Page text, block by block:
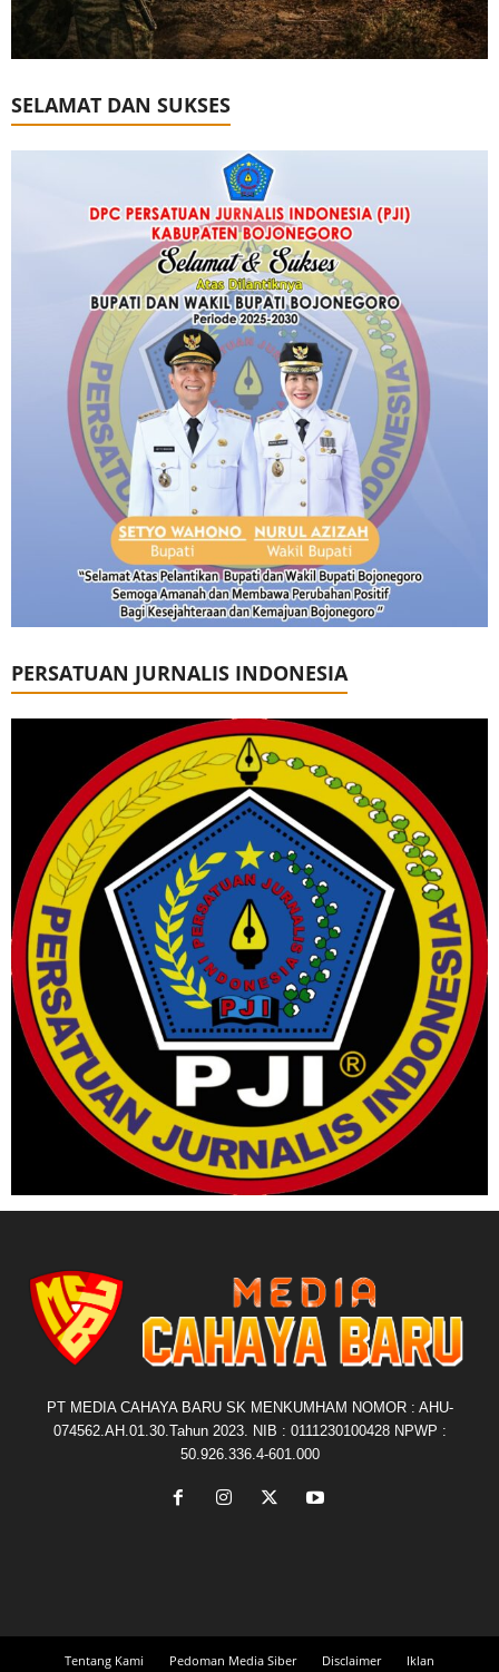
SELAMAT DAN SUKSES
PERSATUAN JURNALIS INDONESIA
PT MEDIA CAHAYA BARU SK MENKUMHAM NOMOR : AHU-
074562.AH.01.30.Tahun 2023. NIB : 0111230100428 NPWP :
50.926.336.4-601.000
Tentang Kami Pedoman Media Siber Disclaimer Iklan